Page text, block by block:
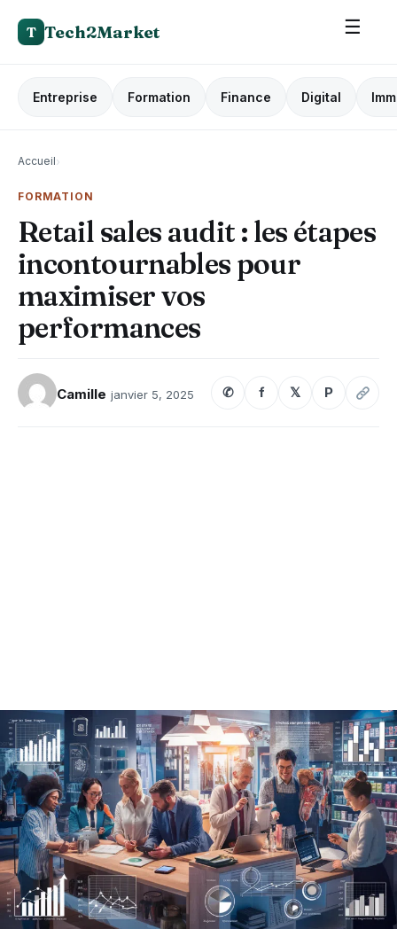
T Tech2Market ☰
Entreprise Formation Finance Digital
Accueil›
FORMATION
Retail sales audit : les étapes
incontournables pour
maximiser vos
performances
Camille janvier 5, 2025 ✆ f 𝕏 P